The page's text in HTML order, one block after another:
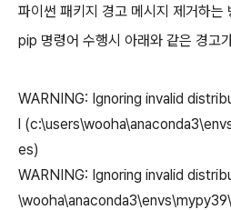
파이썬 패키지 경고 메시지 제거하는
pip 명령어 수행시 아래와 같은 경고
WARNING: Ignoring invalid
l
es)
WARNING: Ignoring invalid